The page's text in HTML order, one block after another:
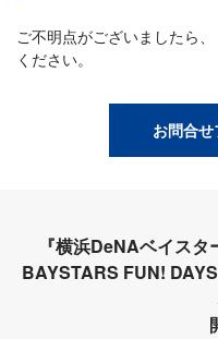
ご不明点がございましたら
ください。
お問合
『横浜DeNAベイス
BAYSTARS FUN!